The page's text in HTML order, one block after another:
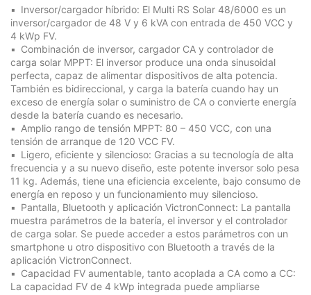
Inversor/cargador híbrido: El Multi RS Solar 48/6000 es un
inversor/cargador de 48 V y 6 kVA con entrada de 450 VCC y
4 kWp FV.
Combinación de inversor, cargador CA y controlador de
carga solar MPPT: El inversor produce una onda sinusoidal
perfecta, capaz de alimentar dispositivos de alta potencia.
También es bidireccional, y carga la batería cuando hay un
exceso de energía solar o suministro de CA o convierte energía
desde la batería cuando es necesario.
Amplio rango de tensión MPPT: 80 – 450 VCC, con una
tensión de arranque de 120 VCC FV.
Ligero, eficiente y silencioso: Gracias a su tecnología de alta
frecuencia y a su nuevo diseño, este potente inversor solo pesa
11 kg. Además, tiene una eficiencia excelente, bajo consumo de
energía en reposo y un funcionamiento muy silencioso.
Pantalla, Bluetooth y aplicación VictronConnect: La pantalla
muestra parámetros de la batería, el inversor y el controlador
de carga solar. Se puede acceder a estos parámetros con un
smartphone u otro dispositivo con Bluetooth a través de la
aplicación VictronConnect.
Capacidad FV aumentable, tanto acoplada a CA como a CC:
La capacidad FV de 4 kWp integrada puede ampliarse